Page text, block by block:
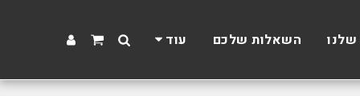
השאלות שלכם עוד